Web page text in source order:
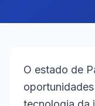
O estado de